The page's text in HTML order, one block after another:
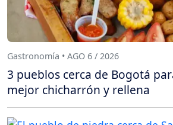
Gastronomía • AGO 6 / 2026
3 pueblos cerca de Bogotá
mejor chicharrón y rellena